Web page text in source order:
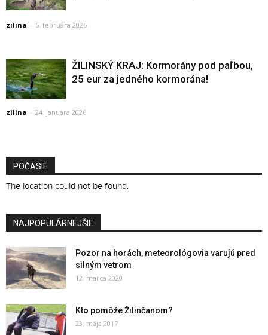
zilina - 5. februára 2026
ŽILINSKÝ KRAJ: Kormorány pod paľbou,
25 eur za jedného kormorána!
zilina - 24. januára 2026
POČASIE
The location could not be found.
NAJPOPULÁRNEJŠIE
Pozor na horách, meteorológovia varujú pred
silným vetrom
12. marca 2020
Kto pomôže Žilinčanom?
23. mája 2017